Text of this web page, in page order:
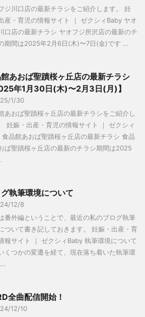
ジ川口店の最新チラシをご紹介します。 妊
産・育児の情報サイト ｜ ゼクシィBaby ヤオ
口店の最新チラシ ヤオフジ所沢店の最新のチ
期間は2025年2月6日(木)〜7日(金)です ...
あおば聖蹟桜ヶ丘店の最新チラシ
年1月30日(木)〜2月3日(月)】
1/30
あおば聖蹟桜ヶ丘店の最新チラシをご紹介し
妊娠・出産・育児の情報サイト ｜ ゼクシィ
食品館あおば聖蹟桜ヶ丘店の最新チラシ 食品
ば聖蹟桜ヶ丘店の最新のチラシ期間は2025
執筆環境について
12/8
番外編ということで、最近の私のブログ執筆
ついて書き記しておきます。 妊娠・出産・育
報サイト ｜ ゼクシィBaby 執筆環境について
くつかの変遷を経て、現在落ち着いた執筆環
全曲配信開始！
12/10